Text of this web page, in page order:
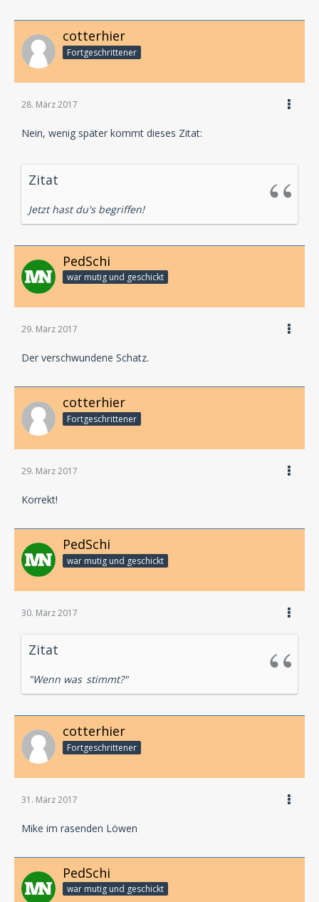
cotterhier
Fortgeschrittener
28. März 2017
Nein, wenig später kommt dieses Zitat:
Zitat
Jetzt hast du's begriffen!
PedSchi
war mutig und geschickt
29. März 2017
Der verschwundene Schatz.
cotterhier
Fortgeschrittener
29. März 2017
Korrekt!
PedSchi
war mutig und geschickt
30. März 2017
Zitat
"Wenn was stimmt?"
cotterhier
Fortgeschrittener
31. März 2017
Mike im rasenden Löwen
PedSchi
war mutig und geschickt